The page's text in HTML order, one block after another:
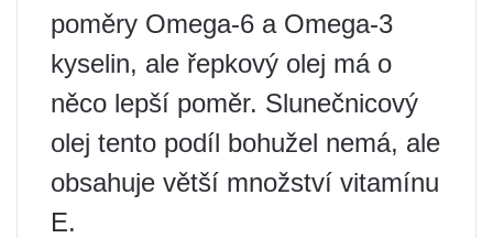
poměry Omega-6 a Omega-3
kyselin, ale řepkový olej má o
něco lepší poměr. Slunečnicový
olej tento podíl bohužel nemá, ale
obsahuje větší množství vitamínu
E.